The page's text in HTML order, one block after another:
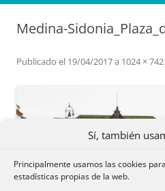
Sí, también
Principalmente usamos las cookies
estadísticas propias de la web.
Medina-
Publicado el 19/04/2017a 1024 × 742